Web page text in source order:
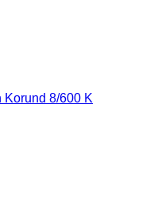
Korund 8/600 K